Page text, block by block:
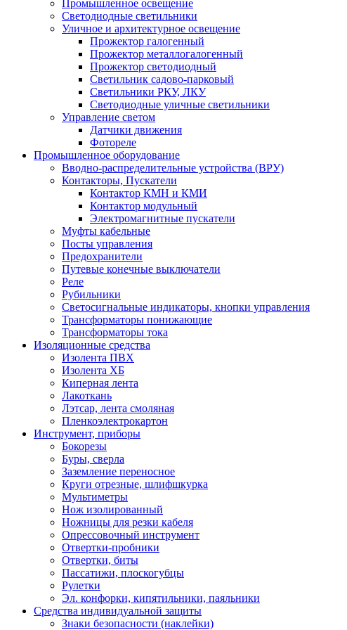
Промышленное освещение
Светодиодные светильники
Уличное и архитектурное освещение
Прожектор галогенный
Прожектор металлогалогенный
Прожектор светодиодный
Светильник садово-парковый
Светильники РКУ, ЛКУ
Светодиодные уличные светильники
Управление светом
Датчики движения
Фотореле
Промышленное оборудование
Вводно-распределительные устройства (ВРУ)
Контакторы, Пускатели
Контактор КМН и КМИ
Контактор модульный
Электромагнитные пускатели
Муфты кабельные
Посты управления
Предохранители
Путевые конечные выключатели
Реле
Рубильники
Светосигнальные индикаторы, кнопки управления
Трансформаторы понижающие
Трансформаторы тока
Изоляционные средства
Изолента ПВХ
Изолента ХБ
Киперная лента
Лакоткань
Лэтсар, лента смоляная
Пленкоэлектрокартон
Инструмент, приборы
Бокорезы
Буры, сверла
Заземление переносное
Круги отрезные, шлифшкурка
Мультиметры
Нож изолированный
Ножницы для резки кабеля
Опрессовочный инструмент
Отвертки-пробники
Отвертки, биты
Пассатижи, плоскогубцы
Рулетки
Эл. конфорки, кипятильники, паяльники
Средства индивидуальной защиты
Знаки безопасности (наклейки)